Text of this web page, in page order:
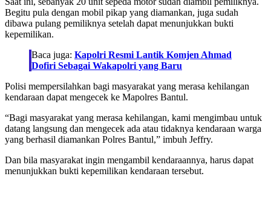
Begitu pula dengan mobil pikap yang diamankan, juga sudah
dibawa pulang pemiliknya setelah dapat menunjukkan bukti
kepemilikan.
Baca juga: Kapolri Resmi Lantik Komjen Ahmad
Dofiri Sebagai Wakapolri yang Baru
Polisi mempersilahkan bagi masyarakat yang merasa kehilangan
kendaraan dapat mengecek ke Mapolres Bantul.
“Bagi masyarakat yang merasa kehilangan, kami mengimbau untuk
datang langsung dan mengecek ada atau tidaknya kendaraan warga
yang berhasil diamankan Polres Bantul,” imbuh Jeffry.
Dan bila masyarakat ingin mengambil kendaraannya, harus dapat
menunjukkan bukti kepemilikan kendaraan tersebut.